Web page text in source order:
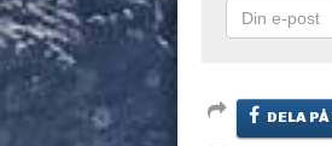
DELA